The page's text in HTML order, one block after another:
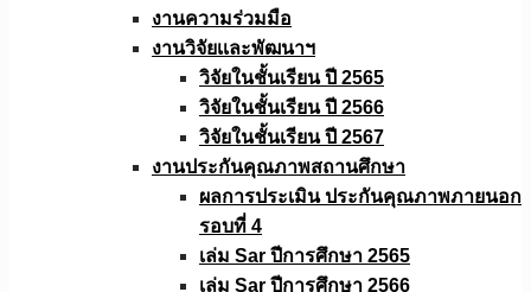
งานความร่วมมือ
งานวิจัยเเละพัฒนาฯ
วิจัยในชั้นเรียน ปี 2565
วิจัยในชั้นเรียน ปี 2566
วิจัยในชั้นเรียน ปี 2567
งานประกันคุณภาพสถานศึกษา
ผลการประเมิน ประกันคุณภาพภายนอก
รอบที่ 4
เล่ม Sar ปีการศึกษา 2565
เล่ม Sar ปีการศึกษา 2566